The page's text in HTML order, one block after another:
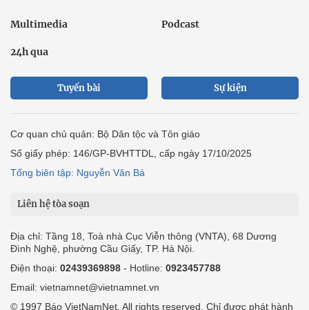
Multimedia Podcast
24h qua
Tuyến bài Sự kiện
Cơ quan chủ quản: Bộ Dân tộc và Tôn giáo
Số giấy phép: 146/GP-BVHTTDL, cấp ngày 17/10/2025
Tổng biên tập: Nguyễn Văn Bá
Liên hệ tòa soạn
Địa chỉ: Tầng 18, Toà nhà Cục Viễn thông (VNTA), 68 Dương
Đình Nghệ, phường Cầu Giấy, TP. Hà Nội.
Điện thoại: 02439369898 - Hotline: 0923457788
Email: vietnamnet@vietnamnet.vn
© 1997 Báo VietNamNet. All rights reserved. Chỉ được phát hành